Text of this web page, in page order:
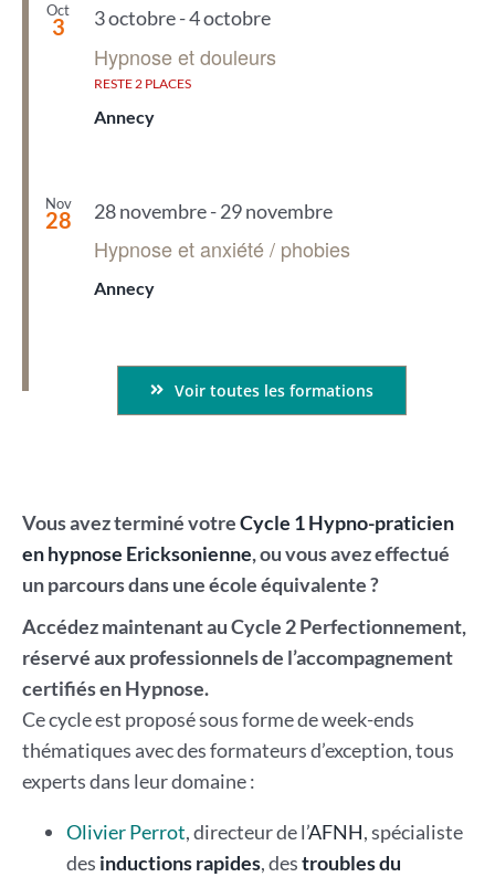
Oct
3 3 octobre-4 octobre
Hypnose et douleurs
RESTE 2 PLACES
Annecy
Nov
28 28 novembre-29 novembre
Hypnose et anxiété / phobies
Annecy
Voir toutes les formations
Vous avez terminé votreCycle 1 Hypno-praticien
en hypnose Ericksonienne, ou vous avez effectué
un parcours dans une école équivalente ?
Accédez maintenant au Cycle 2 Perfectionnement,
réservé aux professionnels de l’accompagnement
certifiés en Hypnose.
Ce cycle est proposé sous forme de week-ends
thématiques avec des formateurs d’exception, tous
experts dans leur domaine :
Olivier Perrot, directeur de l’AFNH, spécialiste
des inductions rapides, destroubles du